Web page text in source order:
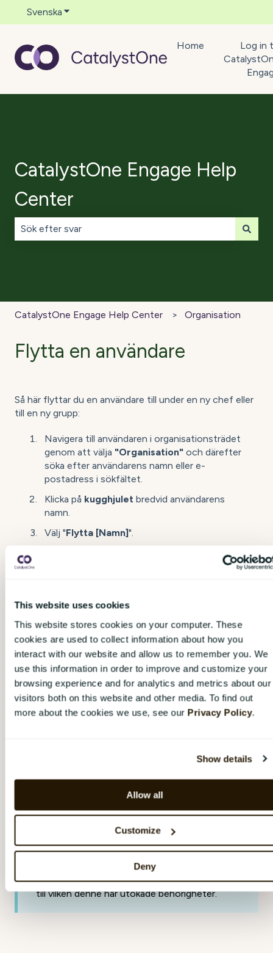
This website uses cookies
This website stores cookies on your computer. These
cookies are used to collect information about how you
interact with our website and allow us to remember you. We
use this information in order to improve and customize your
browsing experience and for analytics and metrics about our
visitors both on this website and other media. To find out
more about the cookies we use, see our Privacy Policy.
Show details
Allow all
Customize
Deny
Svenska Visa undermenyer för översättningar
Home
Log in
CatalystOne Engage Help
Center
CatalystOne Engage Help Center Organisation
Flytta en användare
Så här flyttar du en användare till under en ny chef eller
till en ny grupp:
Navigera till användaren i organisationsträdet
genom att välja "Organisation" och därefter
söka efter användarens namn eller e-
postadress i sökfältet.
Klicka på kugghjulet bredvid användarens
namn.
Välj "Flytta [Namn]".
Sök efter användarens nya chef eller grupp och
välj chefen eller gruppen i resultatlistan. Om du
(detta framgår i så fall i sökresultaten), och
placera i så fall användaren i korrekt grupp.
Placera endast medarbetare
direkt
under
chefer som antingen inte har någon grupp
under sig, eller om medarbetaren inte hör till
någon av de existerande grupperna.
Bekräfta flytten.
Den generella principen är att en användare
Alla användare kan dockföreslå
vilket fall en förfrågan skickas till den berörda
användarens chef för godkännande. Utöver
detta kan användare med utökade
behörigheter göra förändringar i
organisationsträdet (utan någon annans
godkännande) inom den del av organisationen
till vilken denne har utökade behörigheter.